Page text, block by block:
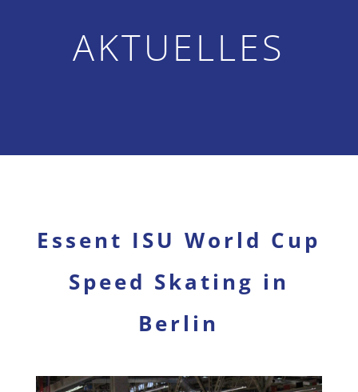
AKTU­ELLES
Essent ISU World Cup
Speed Skating in
Berlin